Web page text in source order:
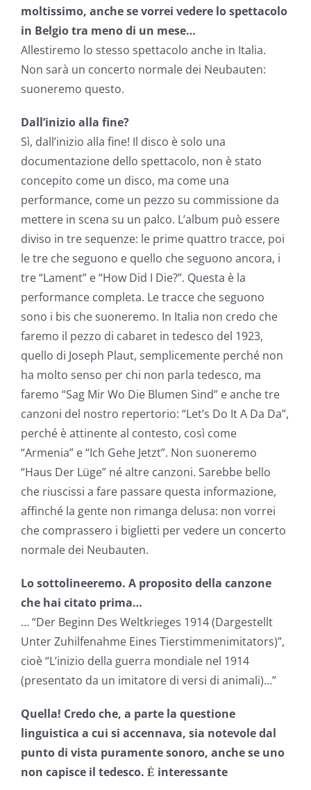
moltissimo, anche se vorrei vedere lo spettacolo
in Belgio tra meno di un mese…
Allestiremo lo stesso spettacolo anche in Italia.
Non sarà un concerto normale dei Neubauten:
suoneremo questo.
Dall’inizio alla fine?
Sì, dall’inizio alla fine! Il disco è solo una
documentazione dello spettacolo, non è stato
concepito come un disco, ma come una
performance, come un pezzo su commissione da
mettere in scena su un palco. L’album può essere
diviso in tre sequenze: le prime quattro tracce, poi
le tre che seguono e quello che seguono ancora, i
tre “Lament” e “How Did I Die?”. Questa è la
performance completa. Le tracce che seguono
sono i bis che suoneremo. In Italia non credo che
faremo il pezzo di cabaret in tedesco del 1923,
quello di Joseph Plaut, semplicemente perché non
ha molto senso per chi non parla tedesco, ma
faremo “Sag Mir Wo Die Blumen Sind” e anche tre
canzoni del nostro repertorio: “Let’s Do It A Da Da”,
perché è attinente al contesto, così come
“Armenia” e “Ich Gehe Jetzt”. Non suoneremo
“Haus Der Lüge” né altre canzoni. Sarebbe bello
che riuscissi a fare passare questa informazione,
affinché la gente non rimanga delusa: non vorrei
che comprassero i biglietti per vedere un concerto
normale dei Neubauten.
Lo sottolineeremo. A proposito della canzone
che hai citato prima…
… “Der Beginn Des Weltkrieges 1914 (Dargestellt
Unter Zuhilfenahme Eines Tierstimmenimitators)”,
cioè “L’inizio della guerra mondiale nel 1914
(presentato da un imitatore di versi di animali)…”
Quella! Credo che, a parte la questione
linguistica a cui si accennava, sia notevole dal
punto di vista puramente sonoro, anche se uno
non capisce il tedesco. È interessante